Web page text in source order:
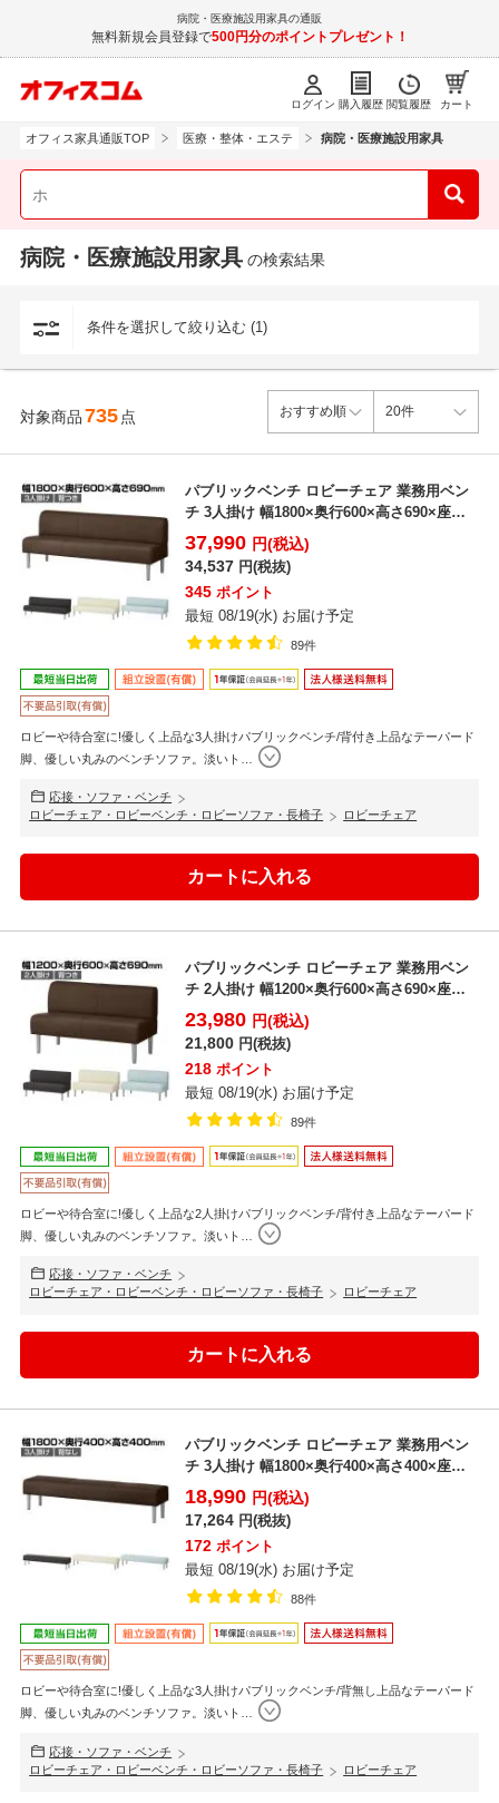
病院・医療施設用家具の通販
無料新規会員登録で500円分のポイントプレゼント！
ログイン 購入履歴 閲覧履歴 カート
オフィス家具通販TOP 医療・整体・エステ 病院・医療施設用家具
病院・医療施設用家具 の検索結果
条件を選択して絞り込む (1)
対象商品735 点
パブリックベンチ ロビーチェア 業務用ベン
チ 3人掛け 幅1800×奥行600×高さ690×座高
40...
37,990 円(税込)
34,537 円(税抜)
345 ポイント
最短 08/19(水) お届け予定
89件
ロビーや待合室に!優しく上品な3人掛けパブリックベンチ/背付き上品なテーパード
脚、優しい丸みのベンチソファ。淡いト
応接・ソファ・ベンチ
ロビーチェア・ロビーベンチ・ロビーソファ・長椅子
ロビーチェア
パブリックベンチ ロビーチェア 業務用ベン
チ 2人掛け 幅1200×奥行600×高さ690×座高
40...
23,980 円(税込)
21,800 円(税抜)
218 ポイント
最短 08/19(水) お届け予定
89件
ロビーや待合室に!優しく上品な2人掛けパブリックベンチ/背付き上品なテーパード
脚、優しい丸みのベンチソファ。淡いト
応接・ソファ・ベンチ
ロビーチェア・ロビーベンチ・ロビーソファ・長椅子
ロビーチェア
パブリックベンチ ロビーチェア 業務用ベン
チ 3人掛け 幅1800×奥行400×高さ400×座高
40...
18,990 円(税込)
17,264 円(税抜)
172 ポイント
最短 08/19(水) お届け予定
88件
ロビーや待合室に!優しく上品な3人掛けパブリックベンチ/背無し上品なテーパード
脚、優しい丸みのベンチソファ。淡いト …
応接・ソファ・ベンチ
ロビーチェア・ロビーベンチ・ロビーソファ・長椅子
ロビーチェア